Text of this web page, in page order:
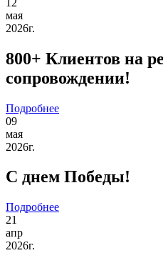
мая
2026г.
800+ Клиентов на
сопровождении!
Подробнее
09
мая
2026г.
С днем Победы!
Подробнее
21
апр
2026г.